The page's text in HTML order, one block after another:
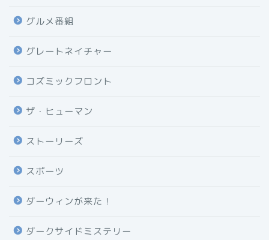
グルメ番組
グレートネイチャー
コズミックフロント
ザ・ヒューマン
ストーリーズ
スポーツ
ダーウィンが来た！
ダークサイドミステリー